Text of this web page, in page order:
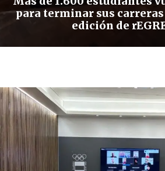
para terminar sus carreras
edición de